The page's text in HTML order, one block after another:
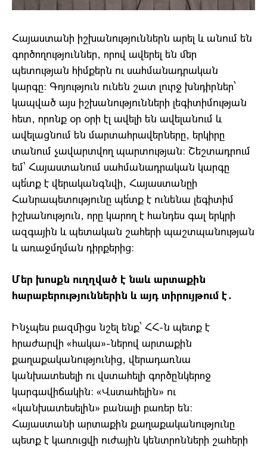
Հայաստանի իշխանություններն արել և անում են
գործողություններ, որով ավերել են մեր
պետության հիմքերն ու սահմանադրական
կարգը։ Գոյություն ունեն շատ լուրջ խնդիրներ՝
կապված այս իշխանությունների լեգիտիմության
հետ, որոնք օր օրի էլ ավելի են ավելանում և
ավելացնում են մարտահրավերները, երկիրը
տանում չավարտվող պարտության։ Շեշտադրում
եմ՝ Հայաստանում սահմանադրական կարգը
պե՛տք է վերականգնվի, Հայաստանըի
Հանրապետությունը պե՛տք է ունենա լեգիտիմ
իշխանություն, որը կարող է հանդես գալ երկրի
ազգային և պետական շահերի պաշտպանության
և առաջմղման դիրքերից։
Մեր խոսքն ուղղված է նաև արտաքին
հարաբերություններին և այդ տիրույթում է․
Ինչպես բազմիցս նշել ենք՝ ՀՀ-ն պետք է
հրաժարվի «հակա»-ներով արտաքին
քաղաքականությունից, վերադառնա
կանխատեսելի ու վստահելի գործընկերոջ
կարգավիճակին: «Վստահելին» ու
«կանխատեսելին» բանալի բառեր են։
Հայաստանի արտաքին քաղաքականությունը
պետք է կառուցվի ուժային կենտրոնների շահերի